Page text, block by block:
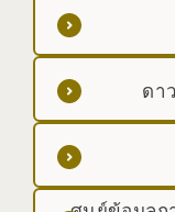
ดา